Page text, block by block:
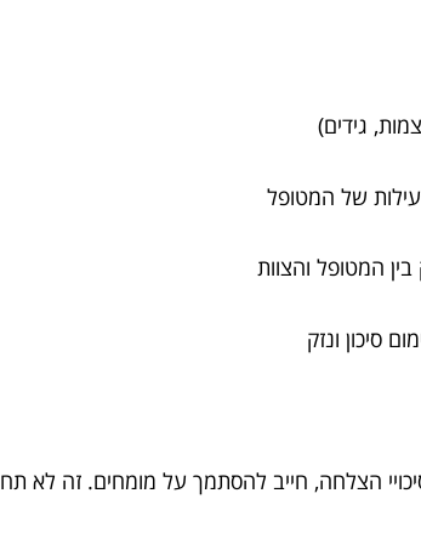
גידים)
של המטופל
המטופל והצוות
סיכון ונזק
הצלחה, חייב להסתמך על מומחים. זה לא